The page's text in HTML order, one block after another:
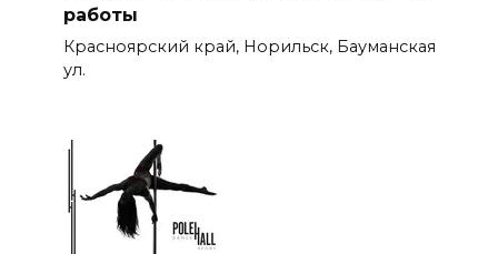
работы
Красноярский край, Норильск, Бауманская
ул.